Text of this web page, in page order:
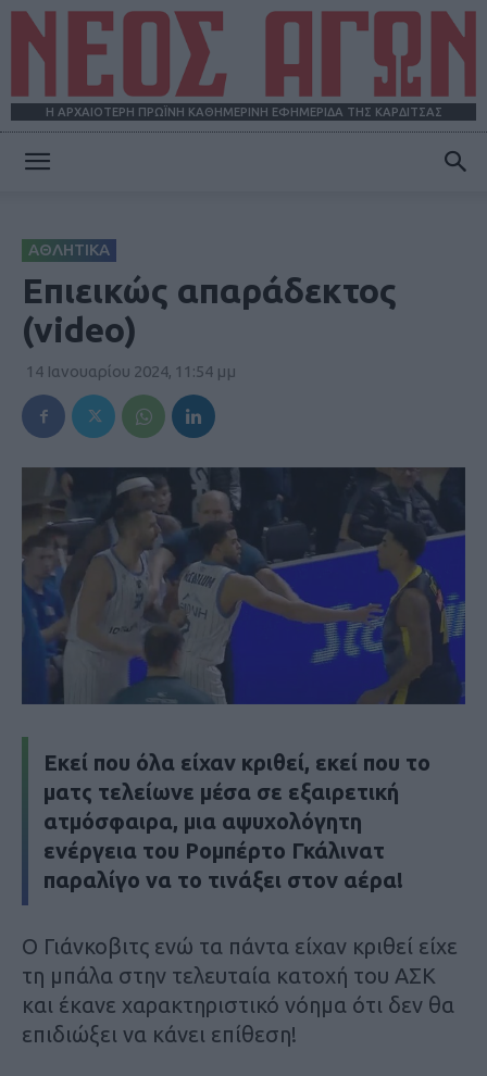
Η ΑΡΧΑΙΟΤΕΡΗ ΠΡΩΪΝΗ ΚΑΘΗΜΕΡΙΝΗ ΕΦΗΜΕΡΙΔΑ ΤΗΣ ΚΑΡΔΙΤΣΑΣ
ΑΘΛΗΤΙΚΑ
Επιεικώς απαράδεκτος
(video)
14 Ιανουαρίου 2024, 11:54 μμ
Εκεί που όλα είχαν κριθεί, εκεί που το
ματς τελείωνε μέσα σε εξαιρετική
ατμόσφαιρα, μια αψυχολόγητη
ενέργεια του Ρομπέρτο Γκάλινατ
παραλίγο να το τινάξει στον αέρα!
Ο Γιάνκοβιτς ενώ τα πάντα είχαν κριθεί είχε
τη μπάλα στην τελευταία κατοχή του ΑΣΚ
και έκανε χαρακτηριστικό νόημα ότι δεν θα
επιδιώξει να κάνει επίθεση!